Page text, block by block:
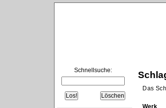
Schnellsuche:
Das
Werk